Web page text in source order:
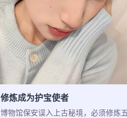
修炼成为护宝使者
博物馆保安误入上古秘境，必须修炼五